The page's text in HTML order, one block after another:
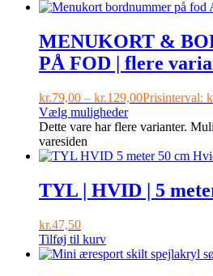
MENUKORT &
PÅ FOD | flere
kr.79,00 – kr.129,00Prisinterval:
Vælg muligheder
Dette vare har flere varianter.
varesiden
TYL | HVID | 5
kr.47,50
Tilføj til kurv